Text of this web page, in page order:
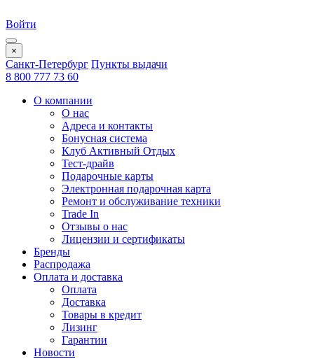
Войти
×
Санкт-Петербург Пункты выдачи
8 800 777 73 60
О компании
О нас
Адреса и контакты
Бонусная система
Клуб Активный Отдых
Тест-драйв
Подарочные карты
Электронная подарочная карта
Ремонт и обслуживание техники
Trade In
Отзывы о нас
Лицензии и сертификаты
Бренды
Распродажа
Оплата и доставка
Оплата
Доставка
Товары в кредит
Лизинг
Гарантии
Новости